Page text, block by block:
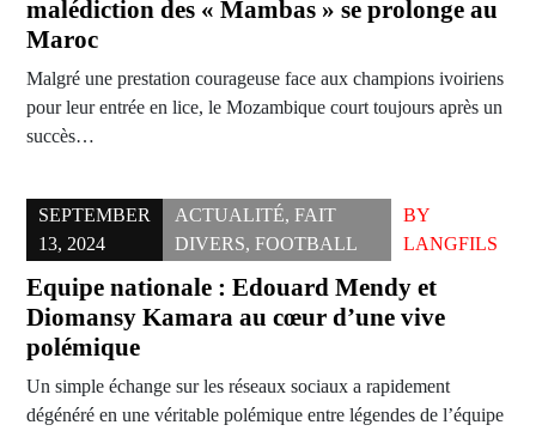
malédiction des « Mambas » se prolonge au
Maroc
Malgré une prestation courageuse face aux champions ivoiriens
pour leur entrée en lice, le Mozambique court toujours après un
succès…
SEPTEMBER
13, 2024
ACTUALITÉ, FAIT
DIVERS, FOOTBALL
BY
LANGFILS
Equipe nationale : Edouard Mendy et
Diomansy Kamara au cœur d’une vive
polémique
Un simple échange sur les réseaux sociaux a rapidement
dégénéré en une véritable polémique entre légendes de l’équipe